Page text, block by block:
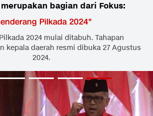
bagian dari Fokus:
Pilkada 2024"
2024 mulai ditabuh. Tahapan
kepala daerah resmi dibuka 27 Agustus
2024.